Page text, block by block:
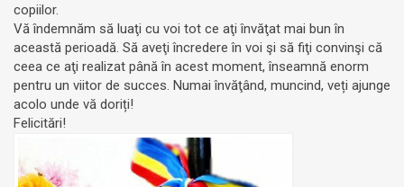
copiilor.
Vă îndemnăm să luaţi cu voi tot ce aţi învăţat mai bun în
această perioadă. Să aveţi încredere în voi şi să fiţi convinşi că
ceea ce aţi realizat până în acest moment, înseamnă enorm
pentru un viitor de succes. Numai învăţând, muncind, veți ajunge
acolo unde vă doriți!
Felicitări!